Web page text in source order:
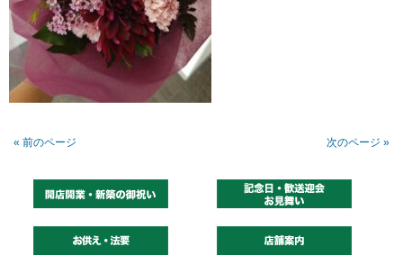
« 前のページ 次のページ »